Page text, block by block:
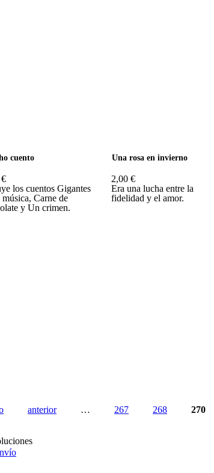
cuento
los cuentos Gigantes
música, Carne de
y Un crimen.
Una rosa en invierno
2,00 €
Era una lucha entre la
fidelidad y el amor.
anterior … 267 268 270